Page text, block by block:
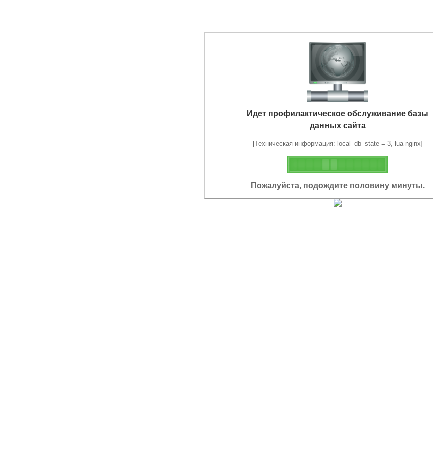
Идет профилактическое обслуживание базы
данных сайта
[Техническая информация: local_db_state = 3, lua-nginx]
Пожалуйста, подождите половину минуты.